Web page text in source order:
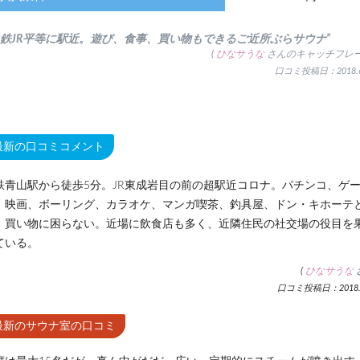
鉄JR平等に駅近。遊び、食事、買い物もできるご近所ぶらサウナ”
( ひなサうな さんのキャッチフレ
口コミ投稿日：
新の口コミコメント
青山駅から徒歩5分。JR東成岩目の前の超駅近コロナ。パチンコ、ゲー
映画、ボーリング、カラオケ、マンガ喫茶、釣具屋、ドン・キホーテ
買い物に困らない。近場に飲食店も多く、近隣住民の社交場の役目を
いる。
( ひなサうな
口コミ投稿日：
新のサウナ室の口コミ